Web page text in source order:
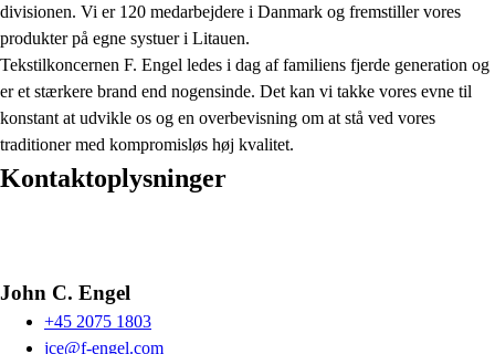
divisionen. Vi er 120 medarbejdere i Danmark og fremstiller vores
produkter på egne systuer i Litauen.
Tekstilkoncernen F. Engel ledes i dag af familiens fjerde generation og
er et stærkere brand end nogensinde. Det kan vi takke vores evne til
konstant at udvikle os og en overbevisning om at stå ved vores
traditioner med kompromisløs høj kvalitet.
Kontaktoplysninger
John C. Engel
+45 2075 1803
jce@f-engel.com